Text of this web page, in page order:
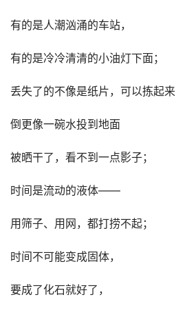
有的是人潮汹涌的车站，
有的是冷冷清清的小油灯下面；
丢失了的不像是纸片，可以拣起来
倒更像一碗水投到地面
被晒干了，看不到一点影子；
时间是流动的液体——
用筛子、用网，都打捞不起；
时间不可能变成固体，
要成了化石就好了，